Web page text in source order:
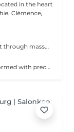
in the heart
Facial Yoga Massage The natural lifting effect through massage A dynamic and deep facial massage that stimulates the muscles and boosts circulation to redefine facial contours. Using expert techniques and specific tools such as Gua Sha and Mushrooms, this treatment works on both skin tonicity and the release of facial tension. It helps smooth features, brighten the complexion and reveal a more rested and naturally sculpted face. An ideal treatment for those seeking visible results while enjoying a moment of deep relaxation. As with every treatment at So'Phy, this massage is tailored to your skin's needs and the tensions observed.
KobiLift® is a signature facial massage performed with precise and rhythmic techniques designed to stimulate muscles, boost circulation and release tension. Working deep within the tissues, it helps redefine facial contours, smooth features and restore the skin's natural glow, while providing a natural lifting effect. KobiLift can be experienced on its own for an immediate effect, or combined with a complete facial treatment to enhance results and improve overall skin quality. Both invigorating and relaxing, this treatment offers a true moment of release while delivering visible results. Ideal for those seeking smoother, brighter and naturally firmer-looking skin.